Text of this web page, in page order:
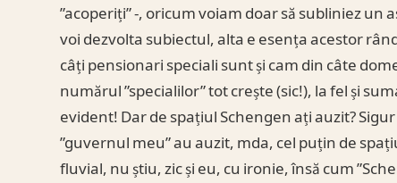
”acoperiți” -, oricum voiam doar să subliniez
voi dezvolta subiectul, alta e esența acestor
câți pensionari speciali sunt și cam din câte
numărul ”specialilor” tot crește (sic!), la fel și
evident! Dar de spațiul Schengen ați auzit?
”guvernul meu” au auzit, mda, cel puțin de
fluvial, nu știu, zic și eu, cu ironie, însă cum